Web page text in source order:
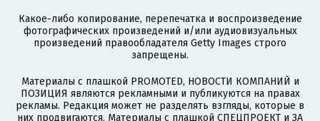
Какое-либо копирование, перепечатка и воспроизведение
фотографических произведений и/или аудиовизуальных
произведений правообладателя Getty Images строго
запрещены.
Материалы с плашкой PROMOTED, НОВОСТИ КОМПАНИЙ и
ПОЗИЦИЯ являются рекламными и публикуются на правах
рекламы. Редакция может не разделять взгляды, которые в
них продвигаются. Материалы с плашкой СПЕЦПРОЕКТ и ЗА